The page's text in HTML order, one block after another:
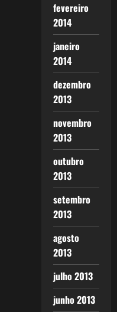
fevereiro
2014
janeiro
2014
dezembro
2013
novembro
2013
outubro
2013
setembro
2013
agosto
2013
julho 2013
junho 2013